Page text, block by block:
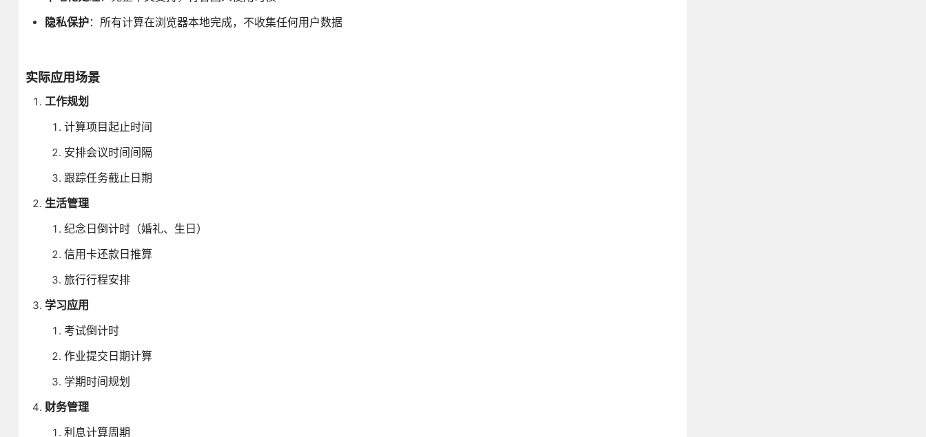
隐私保护：所有计算在浏览器本地完成，不收集任何用户数据
实际应用场景
工作规划
计算项目起止时间
安排会议时间间隔
跟踪任务截止日期
生活管理
纪念日倒计时（婚礼、生日）
信用卡还款日推算
旅行行程安排
学习应用
考试倒计时
作业提交日期计算
学期时间规划
财务管理
利息计算周期